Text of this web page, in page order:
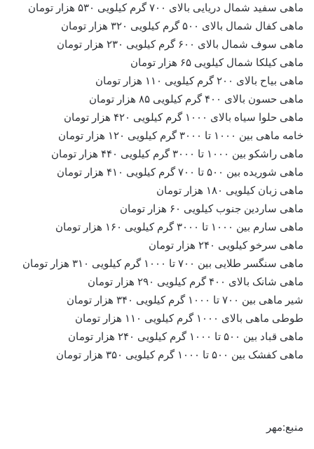
ماهی سفید شمال دریایی بالای ۷۰۰ گرم کیلویی ۵۳۰ هزار تومان
ماهی کفال شمال بالای ۵۰۰ گرم کیلویی ۳۲۰ هزار تومان
ماهی سوف شمال بالای ۶۰۰ گرم کیلویی ۲۳۰ هزار تومان
ماهی کیلکا شمال کیلویی ۶۵ هزار تومان
ماهی بیاح بالای ۲۰۰ گرم کیلویی ۱۱۰ هزار تومان
ماهی حسون بالای ۴۰۰ گرم کیلویی ۸۵ هزار تومان
ماهی حلوا سیاه بالای ۱۰۰۰ گرم کیلویی ۴۲۰ هزار تومان
خامه ماهی بین ۱۰۰۰ تا ۳۰۰۰ گرم کیلویی ۱۲۰ هزار تومان
ماهی راشکو بین ۱۰۰۰ تا ۳۰۰۰ گرم کیلویی ۴۴۰ هزار تومان
ماهی شوریده بین ۵۰۰ تا ۷۰۰ گرم کیلویی ۴۱۰ هزار تومان
ماهی زبان کیلویی ۱۸۰ هزار تومان
ماهی ساردین جنوب کیلویی ۶۰ هزار تومان
ماهی سارم بین ۱۰۰۰ تا ۳۰۰۰ گرم کیلویی ۱۶۰ هزار تومان
ماهی سرخو کیلویی ۲۴۰ هزار تومان
ماهی سنگسر طلایی بین ۷۰۰ تا ۱۰۰۰ گرم کیلویی ۳۱۰ هزار تومان
ماهی شانک بالای ۴۰۰ گرم کیلویی ۲۹۰ هزار تومان
شیر ماهی بین ۷۰۰ تا ۱۰۰۰ گرم کیلویی ۳۴۰ هزار تومان
طوطی ماهی بالای ۱۰۰۰ گرم کیلویی ۱۱۰ هزار تومان
ماهی قباد بین ۵۰۰ تا ۱۰۰۰ گرم کیلویی ۲۴۰ هزار تومان
ماهیکفشک بین ۵۰۰ تا ۱۰۰۰ گرم کیلویی ۳۵۰ هزار تومان
منبع:مهر